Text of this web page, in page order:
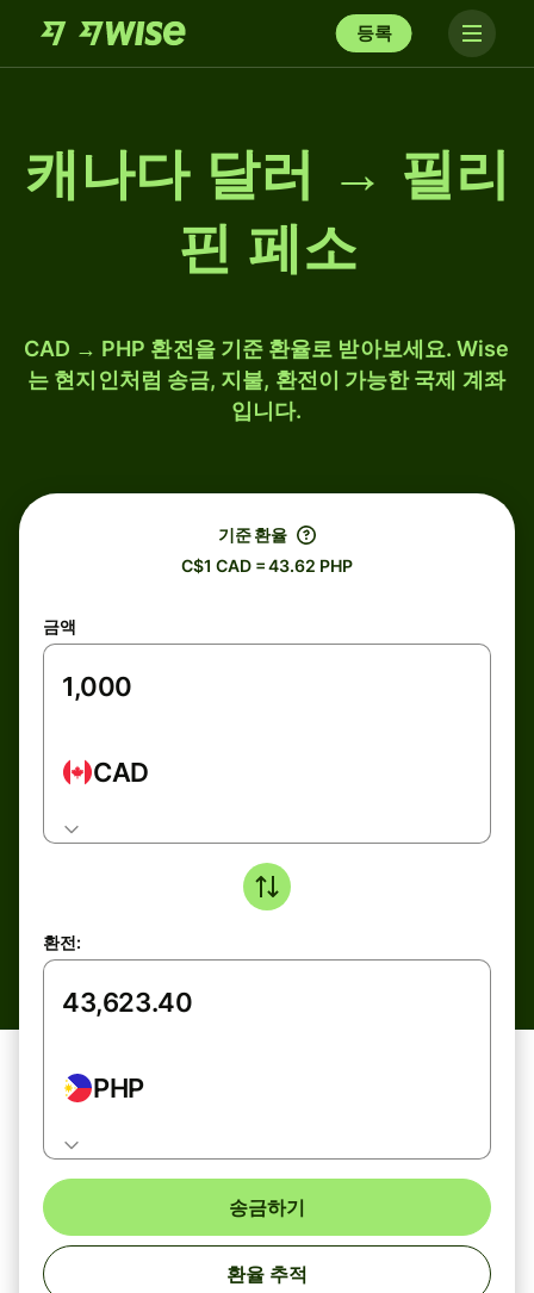
등록
캐나다 달러 → 필리
핀 페소
CAD → PHP 환전을 기준 환율로 받아보세요. Wise
는 현지인처럼 송금, 지불, 환전이 가능한 국제 계좌
입니다.
기준 환율
C$1 CAD = 43.62 PHP
금액
CAD
환전:
PHP
송금하기
환율 추적